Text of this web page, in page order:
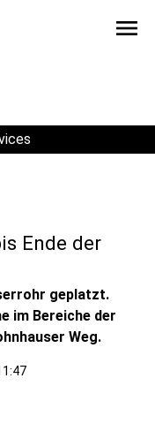
menu
Ende der
geplatzt.
im Bereiche der
Weg.